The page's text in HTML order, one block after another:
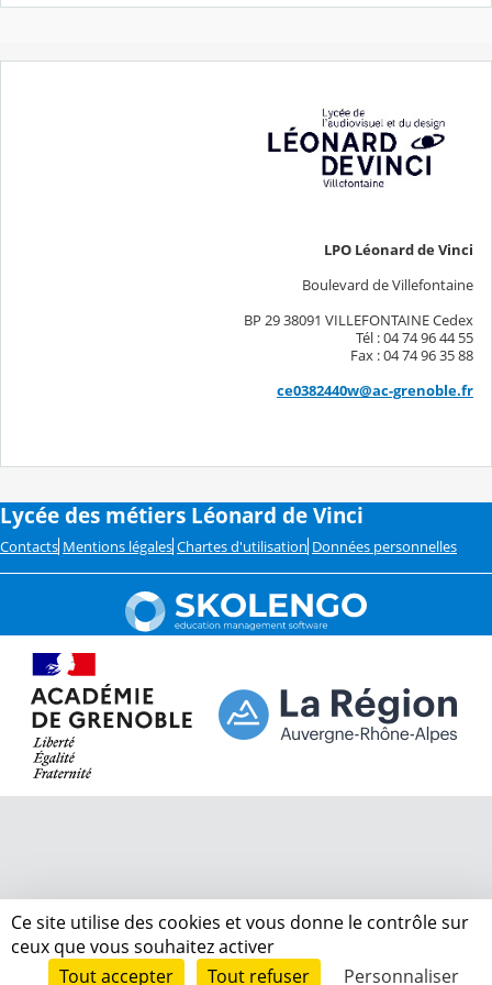
LPO Léonard de Vinci
Boulevard de Villefontaine
BP 29 38091 VILLEFONTAINE Cedex
Tél : 04 74 96 44 55
Fax : 04 74 96 35 88
ce0382440w@ac-grenoble.fr
Lycée des métiers Léonard de Vinci
Contacts Mentions légales Chartes d'utilisation Données personnelles
Ce site utilise des cookies et vous donne le contrôle sur
ceux que vous souhaitez activer
Tout accepter
Tout refuser Personnaliser